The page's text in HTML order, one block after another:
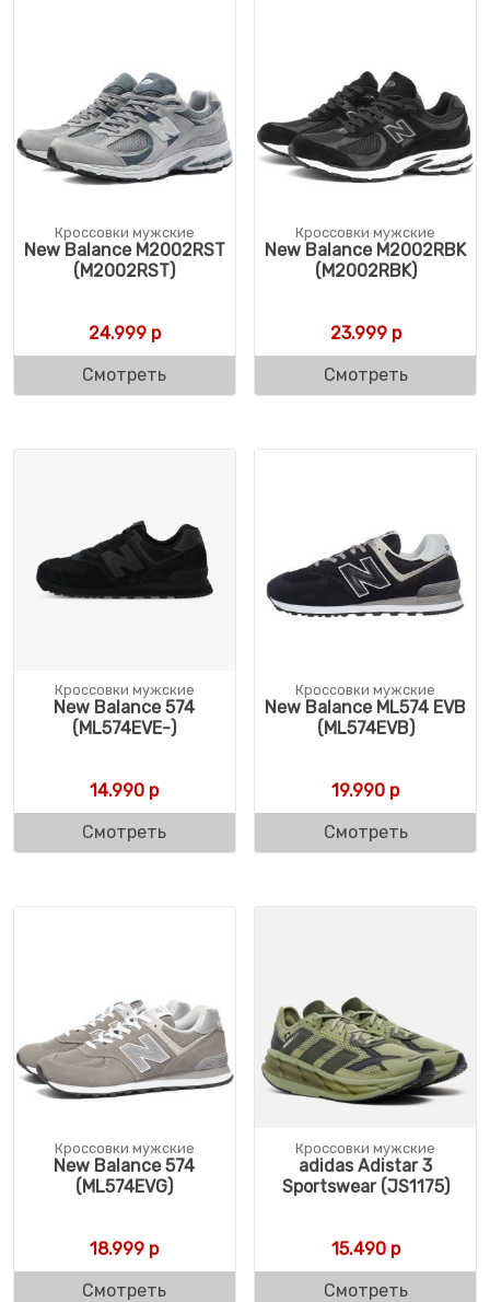
Кроссовки мужские
New Balance M2002RST
(M2002RST)
24.999р
Смотреть
Кроссовки мужские
New Balance M2002RBK
(M2002RBK)
23.999р
Смотреть
Кроссовки мужские
New Balance 574
(ML574EVE-)
14.990 р
Смотреть
Кроссовки мужские
New Balance ML574 EVB
(ML574EVB)
19.990 р
Смотреть
Кроссовки мужские
New Balance 574
(ML574EVG)
18.999 р
Смотреть
Кроссовки мужские
adidas Adistar 3
Sportswear (JS1175)
15.490р
Смотреть